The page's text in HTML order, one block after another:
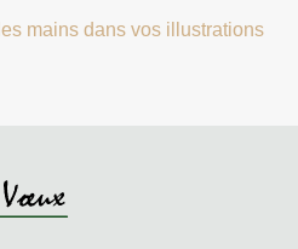
mains dans vos illustrations